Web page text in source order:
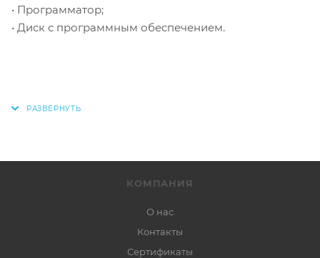
• Программатор;
• Диск с программным обеспечением.
КОМПАНИЯ
О нас
Контакты
Сертификаты